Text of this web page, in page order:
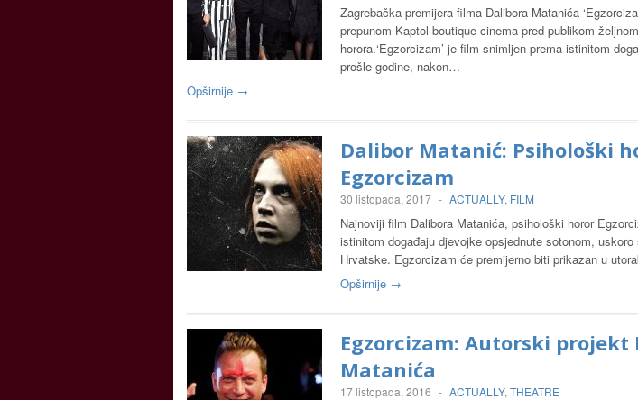
Zagrebačka premijera filma Dalibora Matanića
prepunom Kaptol boutique cinema pred publikom
horora.‘Egzorcizam’ je film snimljen prema istinitom
prošle godine, nakon…
Opširnije →
Dalibor Matanić: Psihološki
Egzorcizam
30 listopada, 2017 - ACTUALLY, FILM
Najnoviji film Dalibora Matanića, psihološki horor
istinitom događaju djevojke opsjednute sotonom,
Hrvatske. Egzorcizam će premijerno biti prikazan u
Opširnije →
Egzorcizam: Autorski projekt
Matanića
17 listopada, 2016 - ACTUALLY, THEATRE